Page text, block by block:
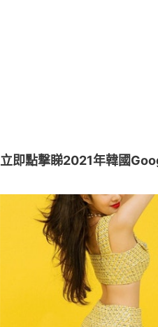
立即點撃睇2021年韓國